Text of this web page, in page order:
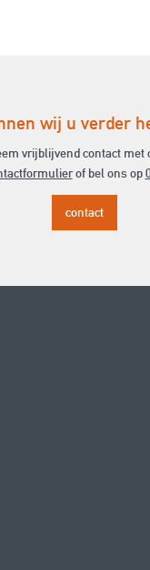
wij u verder
vrijblijvend contact met
of bel ons op
contact